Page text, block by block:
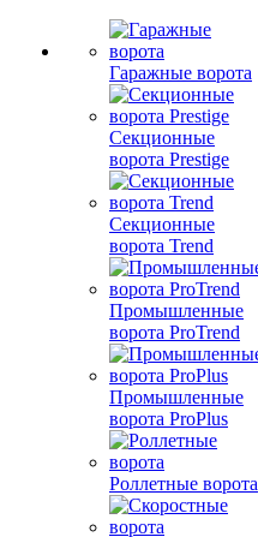
Гаражные ворота
Секционные
ворота Prestige
Секционные
ворота Trend
Промышленные
ворота ProTrend
Промышленные
ворота ProPlus
Роллетные ворота